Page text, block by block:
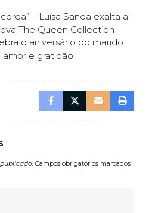
– Luísa Sanda exalta a
The Queen Collection
o aniversário do marido
e gratidão
Campos obrigatórios marcados